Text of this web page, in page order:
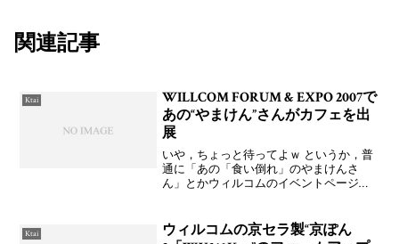
関連記事
Ktai
WILLCOM FORUM & EXPO 2007で
あの“やまけん”さんがカフェを出
展
いや，ちょっと待ってよｗ というか，普
通に「あの「食い倒れ」のやまけんさ
ん」とかウィルコムのイベントページに
いっすよｗ よぉ～し，ふぇちゅいんさん
もやる気出し，memn
Ktai
ウィルコムの京セラ製“京ぽん